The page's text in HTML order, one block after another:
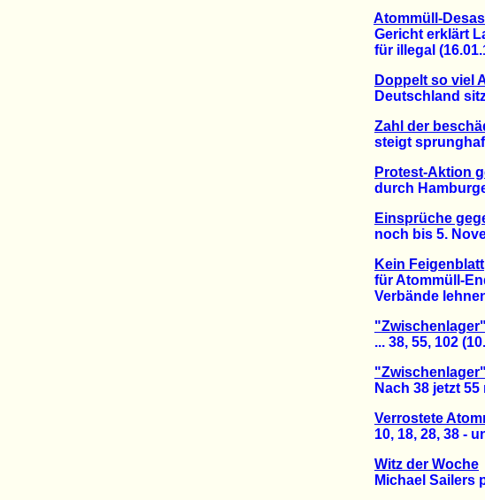
Atommüll-
Gericht erklärt
für illegal
Doppelt so viel
Deutschland sitzt
Zahl der
steigt sprunghaft
Protest-Aktion
durch
Einsprüche
noch bis 5.
Kein Feigenblatt
für Atommüll-
Verbände lehnen
... 38, 55, 102
Nach 38 jetzt 55
Verrostete
10, 18, 28, 38 -
Witz der Woche
Michael Sailers